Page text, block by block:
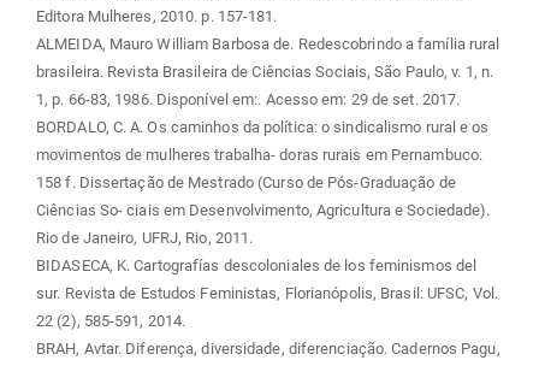
Editora Mulheres, 2010. p. 157-181.
ALMEIDA, Mauro William Barbosa de. Redescobrindo a família rural
brasileira. Revista Brasileira de Ciências Sociais, São Paulo, v. 1, n.
1, p. 66-83, 1986. Disponível em:. Acesso em: 29 de set. 2017.
BORDALO, C. A. Os caminhos da política: o sindicalismo rural e os
movimentos de mulheres trabalha- doras rurais em Pernambuco.
158 f. Dissertação de Mestrado (Curso de Pós-Graduação de
Ciências So- ciais em Desenvolvimento, Agricultura e Sociedade).
Rio de Janeiro, UFRJ, Rio, 2011.
BIDASECA, K. Cartografías descoloniales de los feminismos del
sur. Revista de Estudos Feministas, Florianópolis, Brasil: UFSC, Vol.
22 (2), 585-591, 2014.
BRAH, Avtar. Diferença, diversidade, diferenciação. Cadernos Pagu,